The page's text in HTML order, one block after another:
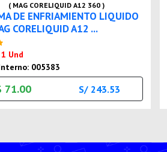
( MAG CORELIQUID A12 360 )
DE ENFRIAMIENTO LIQUIDO
CORELIQUID A12 ...
1 Und
005383
71.00 S/ 243.53